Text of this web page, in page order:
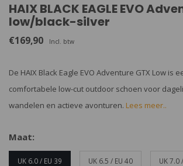
HAIX BLACK EAGLE EVO
low/black-silver
€169,90 Incl. btw
De HAIX Black Eagle EVO Adventure GTX Low is
comfortabele low-cut outdoor schoen voor
wandelen en actieve avonturen. Lees meer..
Maat:
UK 6.0 / EU 39 UK 6.5 / EU 40 UK 7.0